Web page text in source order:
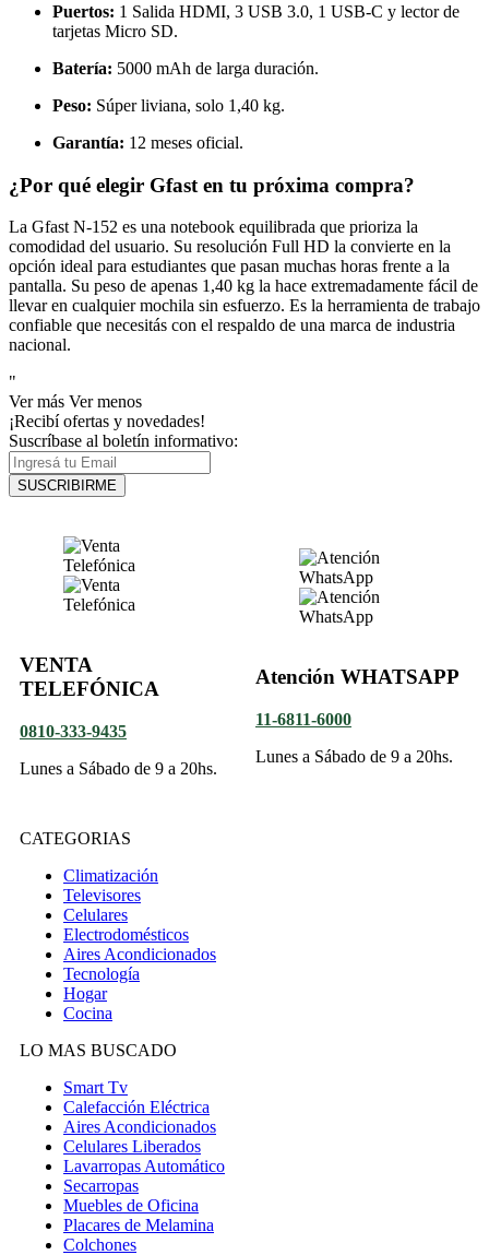
Puertos: 1 Salida HDMI, 3 USB 3.0, 1 USB-C y lector de
tarjetas Micro SD.
Batería: 5000 mAh de larga duración.
Peso: Súper liviana, solo 1,40 kg.
Garantía: 12 meses oficial.
¿Por qué elegir Gfast en tu próxima compra?
La Gfast N-152 es una notebook equilibrada que prioriza la
comodidad del usuario. Su resolución Full HD la convierte en la
opción ideal para estudiantes que pasan muchas horas frente a la
pantalla. Su peso de apenas 1,40 kg la hace extremadamente fácil de
llevar en cualquier mochila sin esfuerzo. Es la herramienta de trabajo
confiable que necesitás con el respaldo de una marca de industria
nacional.
"
Ver más Ver menos
¡Recibí ofertas y novedades!
Suscríbase al boletín informativo:
SUSCRIBIRME
VENTA
TELEFÓNICA
0810-333-9435
Lunes a Sábado de 9 a 20hs.
Atención WHATSAPP
11-6811-6000
Lunes a Sábado de 9 a 20hs.
CATEGORIAS
Climatización
Televisores
Celulares
Electrodomésticos
Aires Acondicionados
Tecnología
Hogar
Cocina
LO MAS BUSCADO
Smart Tv
Calefacción Eléctrica
Aires Acondicionados
Celulares Liberados
Lavarropas Automático
Secarropas
Muebles de Oficina
Placares de Melamina
Colchones